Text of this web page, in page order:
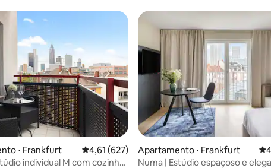
de 5, 18 avaliações
⋅ Frankfurt 4,61 de uma avaliação média de 5, 627
4,61 (627)
individual M com cozinha
Apartamento ⋅ Frankfurt
Numa | Estúdio espaçoso e